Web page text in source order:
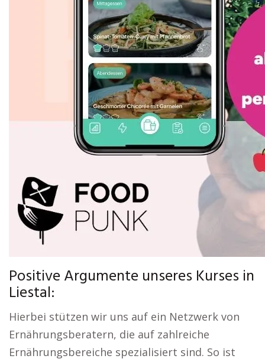
Positive Argumente unseres Kurses in
Liestal:
Hierbei stützen wir uns auf ein Netzwerk von
Ernährungsberatern, die auf zahlreiche
Ernährungsbereiche spezialisiert sind. So ist